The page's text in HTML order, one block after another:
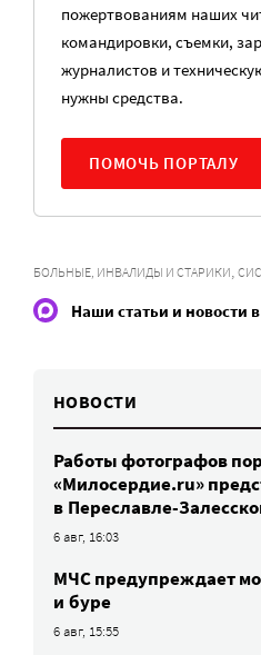
пожертвованиям наших
командировки, съемки,
журналистов и
нужны средства.
ПОМОЧЬ ПОРТАЛУ
БОЛЬНЫЕ, ИНВАЛИДЫ И СТАРИКИ,
Наши статьи и новости
НОВОСТИ
Работы фотографов
«Милосердие.ru»
в Переславле-
6 авг, 16:03
МЧС предупреждает
и буре
6 авг, 15:55